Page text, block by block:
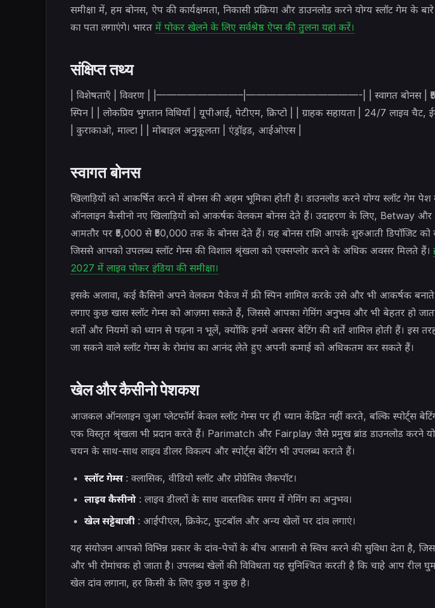
समीक्षा में, हम बोनस, ऐप की कार्यक्षमता, निकासी प्रक्रिया और डाउनलोड करने योग्य स्लॉट गेम के
का पता लगाएंगे। भारत में पोकर खेलने के लिए सर्वश्रेष्ठ ऐप्स की तुलना यहां करें।
संक्षिप्त तथ्य
| विशेषताएँ | विवरण | |————————–|———————————-| | स्वागत बोनस |
स्पिन | | लोकप्रिय भुगतान विधियाँ | यूपीआई, पेटीएम, क्रिप्टो | | ग्राहक सहायता | 24/7 लाइव
| कुराकाओ, माल्टा | | मोबाइल अनुकूलता | एंड्रॉइड, आईओएस |
स्वागत बोनस
खिलाड़ियों को आकर्षित करने में बोनस की अहम भूमिका होती है। डाउनलोड करने योग्य स्लॉट गेम
ऑनलाइन कैसीनो नए खिलाड़ियों को आकर्षक वेलकम बोनस देते हैं। उदाहरण के लिए, Betway और
आमतौर पर ₹5,000 से ₹50,000 तक के बोनस देते हैं। यह बोनस राशि आपके शुरुआती डिपॉजिट को
जिससे आपको उपलब्ध स्लॉट गेम्स की विशाल श्रृंखला को एक्सप्लोर करने के अधिक अवसर मिलते हैं।
2027 में लाइव पोकर इंडिया की समीक्षा।
इसके अलावा, कई कैसिनो अपने वेलकम पैकेज में फ्री स्पिन शामिल करके उसे और भी आकर्षक
लगाए कुछ खास स्लॉट गेम्स को आज़मा सकते हैं, जिससे आपका गेमिंग अनुभव और भी बेहतर हो
शर्तों और नियमों को ध्यान से पढ़ना न भूलें, क्योंकि इनमें अक्सर बेटिंग की शर्तें शामिल होती हैं। इस
जा सकने वाले स्लॉट गेम्स के रोमांच का आनंद लेते हुए अपनी कमाई को अधिकतम कर सकते हैं।
खेल और कैसीनो पेशकश
आजकल ऑनलाइन जुआ प्लेटफॉर्म केवल स्लॉट गेम्स पर ही ध्यान केंद्रित नहीं करते, बल्कि स्पोर्ट्स
एक विस्तृत श्रृंखला भी प्रदान करते हैं। Parimatch और Fairplay जैसे प्रमुख ब्रांड डाउनलोड करने
चयन के साथ-साथ लाइव डीलर विकल्प और स्पोर्ट्स बेटिंग भी उपलब्ध कराते हैं।
स्लॉट गेम्स: क्लासिक, वीडियो स्लॉट और प्रोग्रेसिव जैकपॉट।
लाइव कैसीनो: लाइव डीलरों के साथ वास्तविक समय में गेमिंग का अनुभव।
खेल सट्टेबाजी: आईपीएल, क्रिकेट, फुटबॉल और अन्य खेलों पर दांव लगाएं।
यह संयोजन आपको विभिन्न प्रकार के दांव-पेचों के बीच आसानी से स्विच करने की सुविधा देता है,
और भी रोमांचक हो जाता है। उपलब्ध खेलों की विविधता यह सुनिश्चित करती है कि चाहे आप रील
खेल दांव लगाना, हर किसी के लिए कुछ न कुछ है।